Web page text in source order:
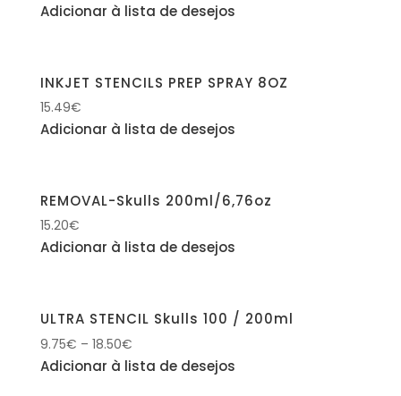
Adicionar à lista de desejos
INKJET STENCILS PREP SPRAY 8OZ
15.49€
Adicionar à lista de desejos
REMOVAL-Skulls 200ml/6,76oz
15.20€
Adicionar à lista de desejos
ULTRA STENCIL Skulls 100 / 200ml
9.75€ – 18.50€
Adicionar à lista de desejos